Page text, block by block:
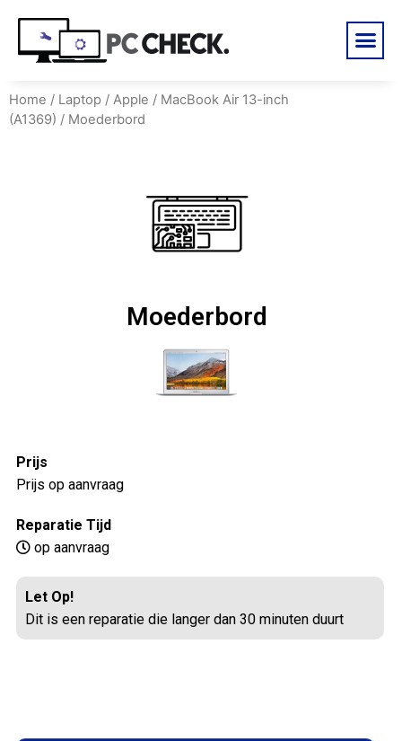
Home / Laptop / Apple / MacBook Air 13-inch
(A1369) / Moederbord
Moederbord
Prijs
Prijs op aanvraag
Reparatie Tijd
op aanvraag
Let Op!
Dit is een reparatie die langer dan 30 minuten duurt